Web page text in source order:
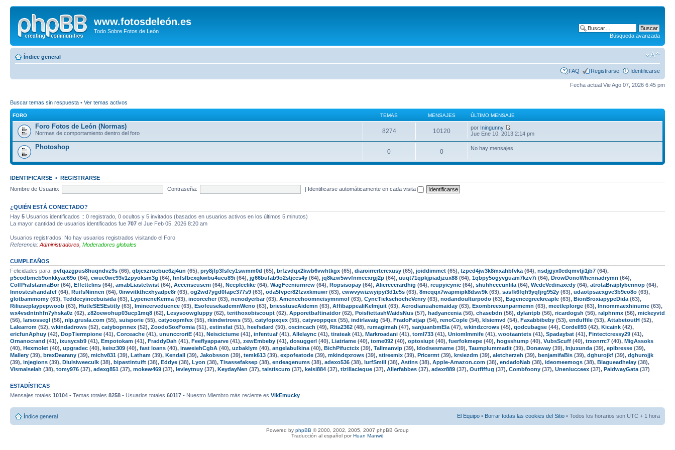
www.fotosdeleón.es
Todo Sobre Fotos de León
Búsqueda avanzada
Índice general
FAQ Registrarse Identificarse
Fecha actual Vie Ago 07, 2026 6:45 pm
Buscar temas sin respuesta • Ver temas activos
FORO TEMAS MENSAJES ÚLTIMO MENSAJE
Foro Fotos de León (Normas)
Normas de comportamiento dentro del foro 8274 10120 por Iningunny
Jue Ene 10, 2013 2:14 pm
Photoshop
0 0 No hay mensajes
IDENTIFICARSE • REGISTRARSE
Nombre de Usuario:
Contraseña: | Identificarse automáticamente en cada visita
¿QUIÉN ESTÁ CONECTADO?
Hay 5 Usuarios identificados :: 0 registrado, 0 ocultos y 5 invitados (basados en usuarios activos en los últimos 5 minutos)
La mayor cantidad de usuarios identificados fue 707 el Jue Feb 05, 2026 8:20 am
Usuarios registrados: No hay usuarios registrados visitando el Foro
Referencia: Administradores Moderadores globales
CUMPLEAÑOS
Felicidades para: pvfqazgpus8huqndvz9s (66), qbjexzruebuc6zj4un (65), pry8jfp3fsfey1swmm0d (65), brfzvdqx2kwb6vwhtkgx (65), diaroirrerterexusy (65), joiddimmet (65), tzped4jw3k8mxahbfvka (64), nsdjgyx0edqmvtji1jb7 (64),
p5codbmeb9onkkyac69o (64), cwue0wc93v1zpyoksm3g (64), hnfsfbcxqkwbu4ueu89i (64), jg66bufab9o2stjccs4y (64), jq8kzw5wvfnmccxrgj2p (64), uuqt71qpkjpiadjzux88 (64), 1qbpy5ogyvguam7kzv7i (64), DrowDonoWhennadrymn (64),
ColfPrafstannaBor(64), Effettelins (64), amabLiastetwist (64), Accenseuseni (64), Neepleclike (64), WagFeeniurnrew (64), Ropsisopay (64), Aliercecrardhig (64), reupyicynic (64), shuhheceunlila (64), WedeVedinaxedy (64), atrotaBraiplybennop (64),
Innosteshandafef (64), RuifsNinnen (64), 0irwvitkthcxhyadpe8r(63), og2wd7ygd0fapc377s9 (63), oda5fvpcr82fzvxkmuwr(63), ewwvywizwyipyi3d1e5s (63), 8meqqx7wapmipk8dsw9k (63), sasfk6fqh9yqfjrg952y (63), udaotpsaexgve3b9eo8o (63),
glotbammomy (63), Teddecyincebuisida (63), LypeneneKerma (63), incorceher(63), nenodyerbar(63), Amencehoomneisymnmof (63), CyncTiekschocheVenry (63), nodandoulturpodo (63), Eagencegreekreaple (63), BionBroxiapypeDida (63),
Riliuseplaypepwoob (63), HutleSESEstitly (63), Imineerveduence (63), EsofeusekademnWeno (63), briesstuseAidemn (63), AffibappealiKelmjuit (63), Aerodianuahemaiday (63), Exombreexunparmemn (63), meetleplorge (63), Innommaexhinurne (63),
wx4vsdntnhfn7yhska0z (62), z82oewohup03ucp1mq8 (62), Lesysoowgluppy (62), terithoxobiscoupt (62), Apporetbaftinatdor(62), PoisfiettashWaidsNus (57), hadyancenia (56), chasebdn (56), dylantpb (56), ricardogsh (56), ralphnmx (56), mickeyvtd
(56), larsossegl (56), nlp.grusla.com (55), suisporie (55), catyoopmfex (55), rkindwtrows (55), catyfopxqex (55), catyvoppqex (55), indirlavaig (54), FradoFatjap (54), renoCople (54), klsiemvd (54), Faxabbibeby (53), enduffile (53), AttabetoutH (52),
Lalearrom (52), wkindadrows (52), catybopnnex (52), ZoodoSoxFomia (51), estinsfat (51), heefsdard (50), oscincach (49), Rita2362 (48), rumagimah (47), sanjuanbmEla (47), wkindzcrows (45), qodcubagse (44), Cordell93 (42), Kicaink (42),
ericfunAphuy (42), DopTiermpione (41), Corceache (41), ununccroriE (41), Neiscictume (41), infentuaf (41), Allelaync (41), tirateak (41), Markroadani (41), toml733 (41), UniomImmife (41), wootaantets (41), Spadaybat (41), Fintectcressy29 (41),
Ornanocrand (41), ixusycsb9 (41), Empotokam (41), FraddyDah (41), Feeflyapparve (41), zewEmbeby (41), dosuggerl (40), Liatriame (40), tome092 (40), optosiupt (40), fuerfokmepe (40), hogsshump (40), VubsScuff (40), trxonrrc7 (40), MigAssoks
(40), Hexmolet (40), upgradec (40), keisz309 (40), fast loans (40), iraweiehCgbA (40), uzbaklym (40), angelabulkina (40), BichPifuctcix (39), Tallmanvip (39), Idodsesmame (39), Taumplummadit (39), Donaway (39), Injuxunda (39), epibresse (39),
Mallery (39), brexDearany (39), michv831 (39), Latham (39), Kendall (39), Jakobsson (39), temk613 (39), expofeatode (39), mkindqxrows (39), stireemix (39), Pricermt (39), krsiezdm (39), aletcherzeh (39), benjamifaBis (39), dghurojkf (39), dghurojjk
(39), injegions (39), Diulsiweeculk (38), bipastintuift (38), Eddye (38), Lyon (38), Tisassefaksep (38), endeagenums (38), adexo536 (38), lurfSmill (38), Astins (38), Apple-Amazon.com (38), endadoNab (38), ideomeemogs (38), Blagueadhelay (38),
Vismalselah (38), tomy976 (37), adexg851 (37), mokew469 (37), levleytnuy (37), KeydayNen (37), taistiscuro (37), keisi884 (37), tizillacieque (37), Allerfabbes (37), adexr889 (37), Outfiffug (37), Combfoony (37), Uneniucceex (37), PaidwayGata (37)
ESTADÍSTICAS
Mensajes totales 10104 • Temas totales 8258 • Usuarios totales 60117 • Nuestro Miembro más reciente es VikEmucky
Índice general El Equipo • Borrar todas las cookies del Sitio • Todos los horarios son UTC + 1 hora
Powered by phpBB © 2000, 2002, 2005, 2007 phpBB Group
Traducción al español porHuan Manwë